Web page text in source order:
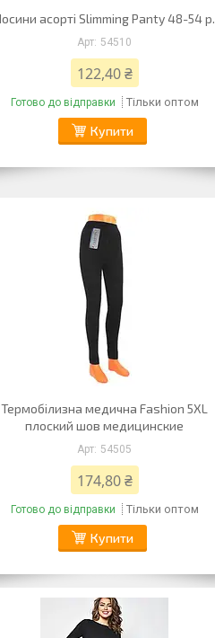
асорті Slimming Panty 48-54 р.
54510
122,40 ₴
Готово до відправки Тільки оптом
Купити
Термобілизна медична Fashion 5XL
плоский шов медицинские
54505
174,80 ₴
Готово до відправки Тільки оптом
Купити